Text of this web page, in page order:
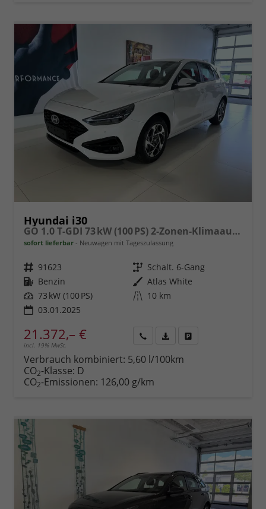
Hyundai i30
GO 1.0 T-GDI 73 kW (100 PS) 2-Zonen-Klimaautomatik, Einparkhilfe vorne und hinten, Rückfahrkamera, LED-Scheinwerfer, Sitzheizung, Lenkradheizung, Navigationssystem, Radio mit DAB, Apple CarPlay, Android Auto, 16 Zoll Leichtmetallfelgen, uvm.
sofort lieferbar Neuwagen mit Tageszulassung
Fahrzeugnr. 91623 Getriebe Schalt. 6-Gang
Kraftstoff Benzin Außenfarbe Atlas White
Leistung 73 kW (100 PS) Kilometerstand 10 km
03.01.2025
21.372,– €
incl. 19% MwSt.
anfordern
Datei,
Verbrauch kombiniert: 5,60 l/100km
CO2-Klasse: D
CO2-Emissionen: 126,00 g/km